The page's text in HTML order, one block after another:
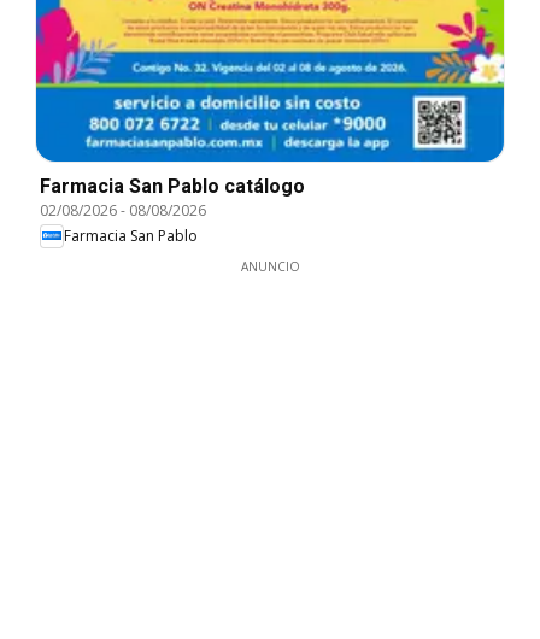
Farmacia San Pablo catálogo
02/08/2026- 08/08/2026
Farmacia San Pablo
ANUNCIO